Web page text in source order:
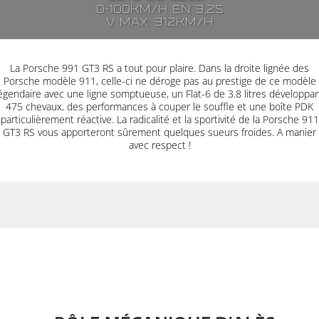
0-100km/h en 3,2s
V max: 312km/h
La Porsche 991 GT3 RS a tout pour plaire. Dans la droite lignée des
Porsche modèle 911, celle-ci ne déroge pas au prestige de ce modèle
avec une ligne somptueuse, un Flat-6 de 3.8 litres
475 chevaux, des performances à couper le souffle et une boîte PDK
particulièrement réactive. La radicalité et la sportivité de la Porsche 911
GT3 RS vous apporteront sûrement quelques sueurs froides. A manier
avec respect !